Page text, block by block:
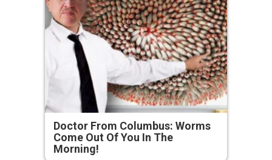
Doctor From Columbus: Worms
Come Out Of You In The
Morning!